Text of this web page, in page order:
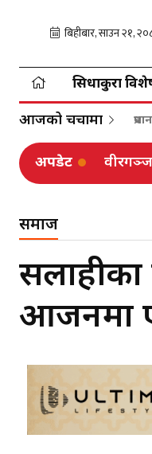
सिधाकुरा
आजको चर्चामा
अपडेट
समाज
आर्जनमा